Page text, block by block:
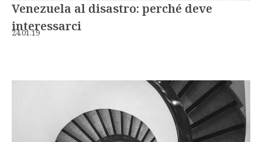
Venezuela al disastro: perché deve
interessarci
24.01.19